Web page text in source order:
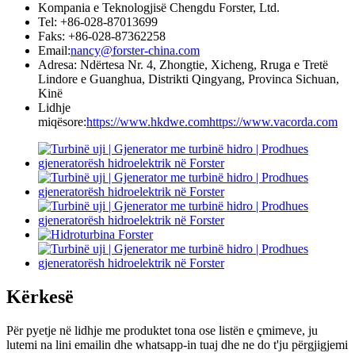
Kompania e Teknologjisë Chengdu Forster, Ltd.
Tel: +86-028-87013699
Faks: +86-028-87362258
Email:nancy@forster-china.com
Adresa: Ndërtesa Nr. 4, Zhongtie, Xicheng, Rruga e Tretë
Lindore e Guanghua, Distrikti Qingyang, Provinca Sichuan,
Kinë
Lidhje
miqësore:https://www.hkdwe.comhttps://www.vacorda.com
Kërkesë
Për pyetje në lidhje me produktet tona ose listën e çmimeve, ju
lutemi na lini emailin dhe whatsapp-in tuaj dhe ne do t'ju përgjigjemi